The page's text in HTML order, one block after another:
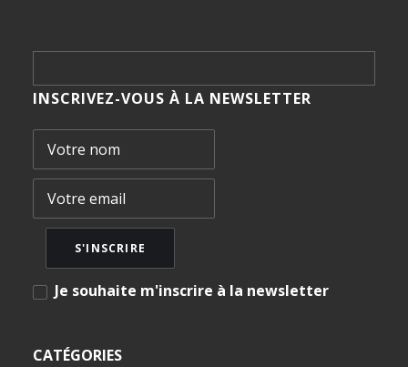
INSCRIVEZ-VOUS À LA NEWSLETTER
Je souhaite m'inscrire à la newsletter
CATÉGORIES